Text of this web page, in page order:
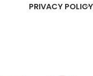
PRIVACY POLICY